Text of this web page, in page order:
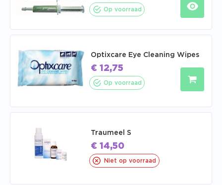
Op voorraad
Optixcare Eye Cleaning Wipes
€ 12,75
Op voorraad
Traumeel S
€ 14,50
Niet op voorraad